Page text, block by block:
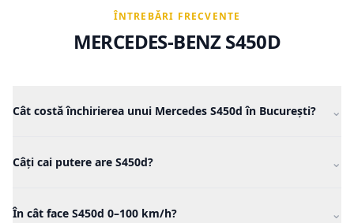
ÎNTREBĂRI FRECVENTE
MERCEDES-BENZ S450D
Cât costă închirierea unui Mercedes S450d în București? ⌄
ELEI, cu 200 km/zi incluși și asigurare completă.
Câți cai putere are S450d? ⌄
litri, 6 cilindri în linie, cu sistem mild-hybrid.
În cât face S450d 0–100 km/h? ⌄